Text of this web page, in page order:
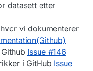
datasett etter
vi dokumenterer
Issue #146
i GitHub Issue